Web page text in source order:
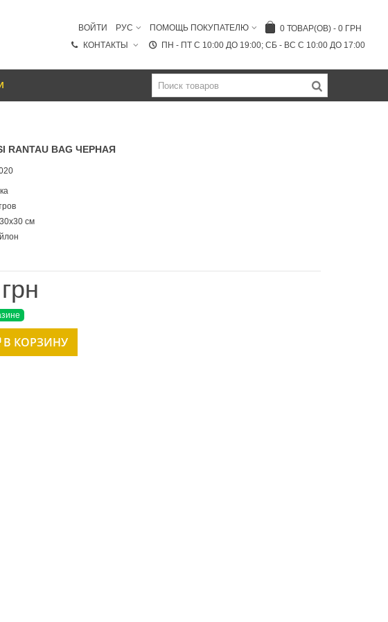
0 ТОВАР(ОВ) - 0 ГРН
ПОМОЩЬ ПОКУПАТЕЛЮ
РУС
ВОЙТИ
ПН - ПТ C 10:00 ДО 19:00; СБ - ВС С 10:00 ДО 17:00
КОНТАКТЫ
RANTAU BAG ЧЕРНАЯ
см
В КОРЗИНУ